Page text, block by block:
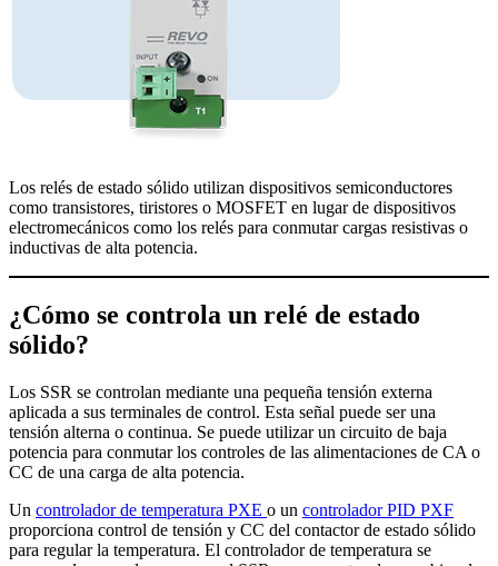
Los relés de estado sólido utilizan dispositivos semiconductores
como transistores, tiristores o MOSFET en lugar de dispositivos
electromecánicos como los relés para conmutar cargas resistivas o
inductivas de alta potencia.
¿Cómo se controla un relé de estado
sólido?
Los SSR se controlan mediante una pequeña tensión externa
aplicada a sus terminales de control. Esta señal puede ser una
tensión alterna o continua. Se puede utilizar un circuito de baja
potencia para conmutar los controles de las alimentaciones de CA o
CC de una carga de alta potencia.
Un controlador de temperatura PXE o un controlador PID PXF
proporciona control de tensión y CC del contactor de estado sólido
para regular la temperatura. El controlador de temperatura se